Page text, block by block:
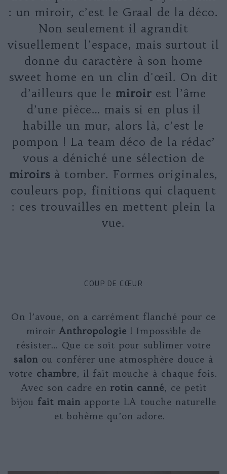
: un miroir, c’est le Graal de la déco.
Non seulement il agrandit
visuellement l'espace, mais surtout il
donne du caractère à son home
sweet home en un clin d'œil. On dit
d’ailleurs que le miroir est l’âme
d’une pièce… mais si en plus il
habille un mur, alors là, c’est le
pompon ! La team déco de la rédac’
vous a déniché une sélection de
miroirs à tomber. Formes originales,
couleurs pop, finitions qui claquent
: ces trouvailles en mettent plein la
vue.
COUP DE CŒUR
On l’avoue, on a carrément flanché pour ce
miroir Anthropologie ! Impossible de
résister… Que ce soit pour sublimer votre
salon ou conférer une atmosphère douce à
votre chambre, il fait mouche à chaque fois.
Avec son cadre en rotin canné, ce petit
bijou fait main apporte LA touche naturelle
et bohème qu’on adore.